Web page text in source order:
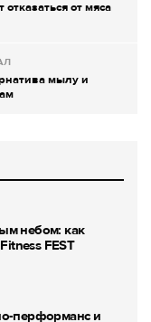
от мяса
мылу и
небом: как
FEST
перформанс и